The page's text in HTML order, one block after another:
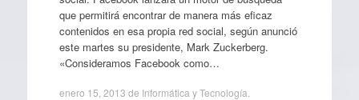
que permitirá encontrar de manera más eficaz
contenidos en esa propia red social, según anunció
este martes su presidente, Mark Zuckerberg.
«Consideramos Facebook como…
enero 15, 2013 de Informática y Tecnología